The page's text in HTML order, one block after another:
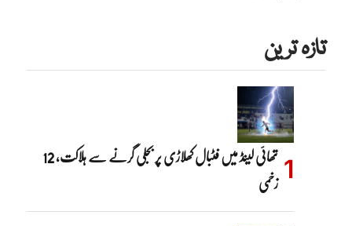
تازہ ترین
تھائی لینڈ میں فٹبال کھلاڑی پر بجلی گرنے سے ہلاکت، 12
زخمی